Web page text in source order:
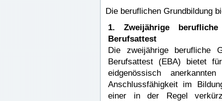
Die beruflichen Grundbildung
1. Zweijährige
Berufsattest
Die zweijährige berufliche
Berufsattest (EBA) bietet
eidgenössisch
Anschlussfähigkeit im
einer in der Regel